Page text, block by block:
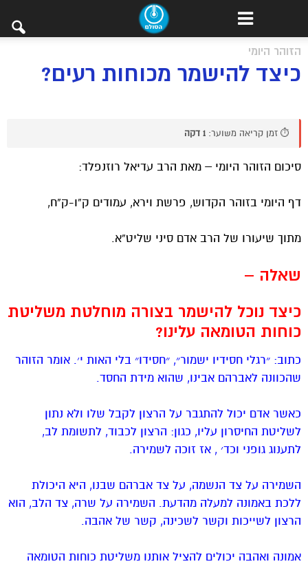
הזוהר היומי
כיצד להישמר מכוחות רעים?
⏱️ זמן קריאה משוער: 1 דקה
סיכום הזוהר היומי – מאת הרב עדיאל רוזנפלד:
דף היומי בזוהר הקדוש, פרשת וירא, עמודים ק”ו-ק”ח,
מתוך שיעורו של הרב אדם סיני שליט”א.
שאלה –
כיצד נוכל להישמר בצורה מוחלטת משליטת
כוחות הטומאה עלינו?
כתוב: ״רגלי חסידיו ישמור״, ״חסידו״ בלי האות י׳. אומר הזוהר
שהכוונה לאברהם אבינו, שהוא מידת החסד.
כאשר אדם יכול להתגבר על הרצון לקבל שלו ולא נתון
לשליטת החיסרון עליו, כגון: הרצון לכבוד, לתשומת לב,
לתענוג גופני וכד׳ , אז זוכה לשמירה.
השמירה על צד הנשמה, על צד אברהם שבנו, היא היכולת
ללכת באמונה למעלה מהדעת. השמירה על שרה, צד הלב, הוא
הרצון לשייכות וקשר לשכינה, קשר של אהבה.
אמונה ואהבה יכולים להציל אותנו משליטת כוחות הטומאה